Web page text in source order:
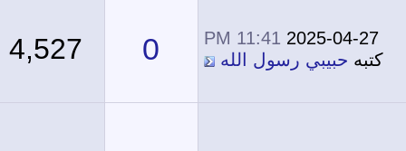
2025-04-27
11:41 PM
كتبهحبيبي رسول الله 0
4,527